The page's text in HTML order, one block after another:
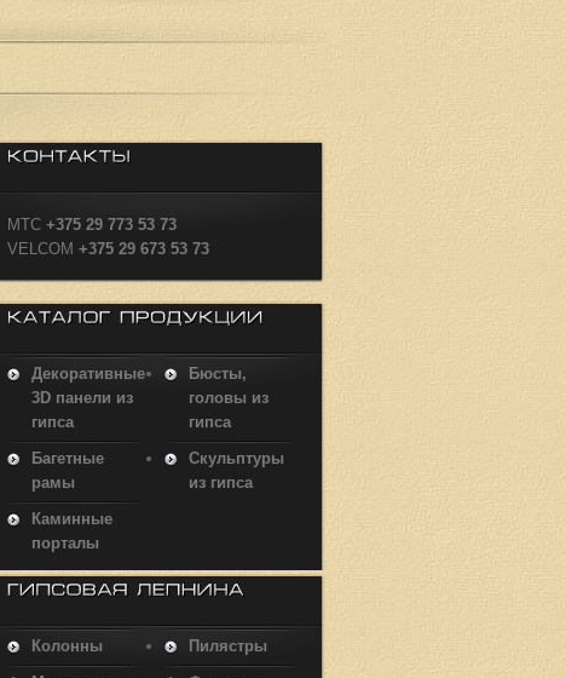
МТС +375 29 773 53 73
VELCOM +375 29 673 53 73
Декоративные
3D панели из
гипса
Бюсты,
головы из
гипса
Багетные
рамы
Скульптуры
из гипса
Каминные
порталы
Колонны
Пилястры